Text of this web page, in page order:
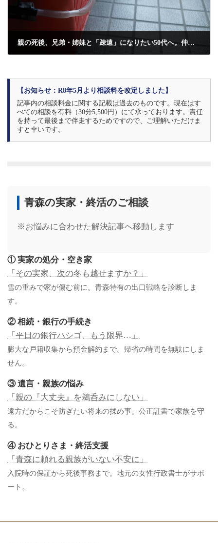
親の死後、兄弟・姉妹と「疎遠」になりたい50代へ。仲が悪くても揉めずに終わらせる相続のやりかた
【お知らせ：R8年5月より相談料を改定しました】
記事内の相談料金に関する記載は過去のものです。現在はす
べての相談を有料（30分5,500円）にて承っております。責任
を持って最後まで伴走するためですので、ご理解いただけま
すと幸いです。
青森の実家・終活のご相談
※お悩みに合わせた解決記事へ移動します
① 実家の処分・空き家
「その実家、次の冬も越せますか？」
雪の重みで家が傷む前に。青森特有の出口戦略を診断しま
す。
② 相続・銀行の手続き
「平日の銀行ハシゴ、もう限界…」
膨大な戸籍収集から預金解約まで。帰省の時間を無駄にしま
せん。
③ 遺言・親族の悩み
「親の『大丈夫』を鵜呑みにしない」
遠方だからこそ防ぎたい将来の揉め事。公正証書で家族を守
る。
④ おひとりさま・終活支援
「青森に頼れる親族がいない不安に」
入院時の保証から死後事務まで。地元の女性行政書士がサポ
ート。